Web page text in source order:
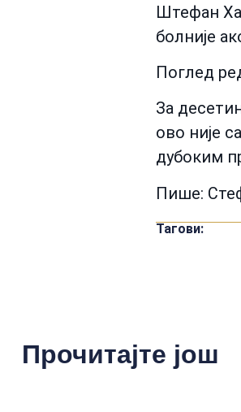
Штефан
болније
Поглед
За
ово није
дубоким
Пише:
Тагови:
Прочитајте још